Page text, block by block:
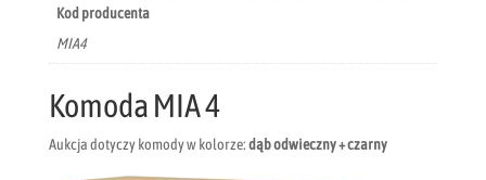
Komoda MIA 4
Aukcja dotyczy komody w kolorze:dąb odwieczny + czarny
Kod producenta
MIA4